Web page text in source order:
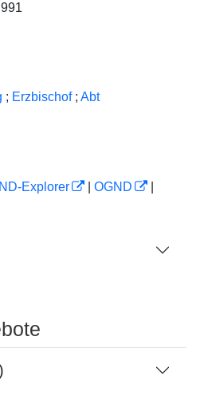
; Erzbischof ; Abt
Explorer OGND